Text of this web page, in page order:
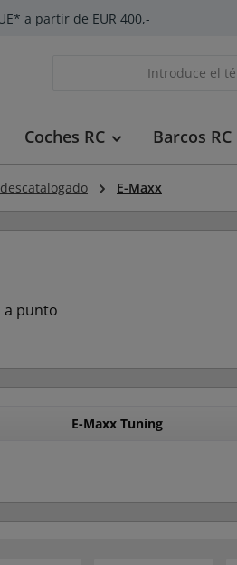
a partir de EUR 400,-
Coches RC Barcos RC
descatalogado E-Maxx
a punto
E-Maxx Tuning